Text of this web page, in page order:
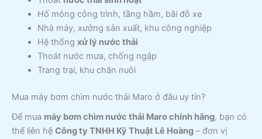
Hố móng công trình, tầng hầm, bãi đỗ xe
Nhà máy, xưởng sản xuất, khu công nghiệp
Hệ thống xử lý nước thải
Thoát nước mưa, chống ngập
Trang trại, khu chăn nuôi
Mua máy bơm chìm nước thải Maro ở đâu uy tín?
Để mua máy bơm chìm nước thải Maro chính hãng, bạn có
thể liên hệ Công ty TNHH Kỹ Thuật Lê Hoàng – đơn vị